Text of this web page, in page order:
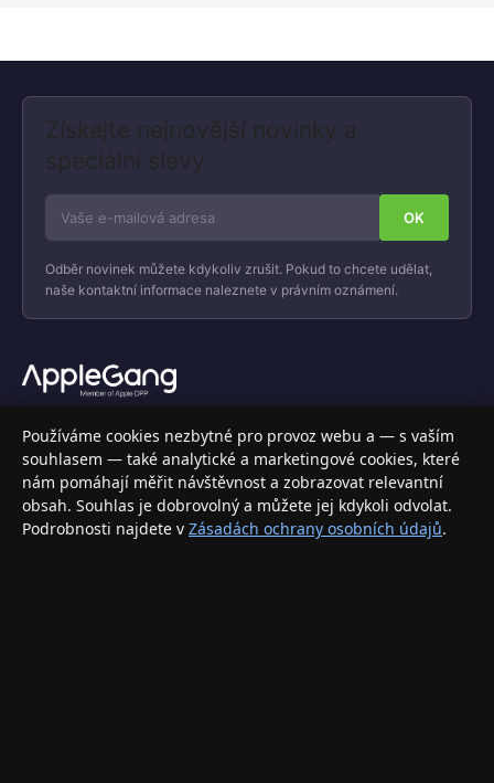
Získejte nejnovější novinky a
speciální slevy
Odběr novinek můžete kdykoliv zrušit. Pokud to chcete udělat,
naše kontaktní informace naleznete v právním oznámení.
Váš specializovaný obchod s Apple produkty, příslušenstvím a
elektronikou. Nakupujte bezpečně a s jistotou.
INFORMACE
Doprava a doručení
Používáme cookies nezbytné pro provoz webu a — s vaším
souhlasem — také analytické a marketingové cookies, které
nám pomáhají měřit návštěvnost a zobrazovat relevantní
obsah. Souhlas je dobrovolný a můžete jej kdykoli odvolat.
Podrobnosti najdete v Zásadách ochrany osobních údajů.